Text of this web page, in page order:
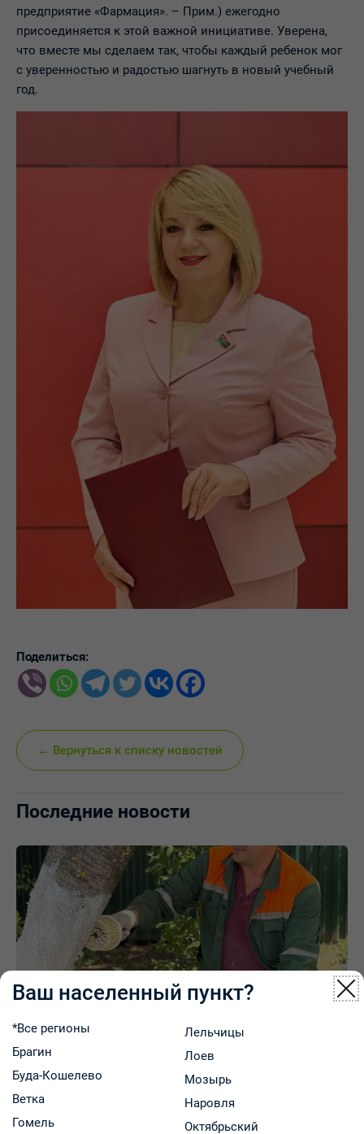
предприятие «Фармация». – Прим.) ежегодно
присоединяется к этой важной инициативе. Уверена,
что вместе мы сделаем так, чтобы каждый ребенок мог
с уверенностью и радостью шагнуть в новый учебный
год.
Поделиться:
← Вернуться к списку новостей
Последние новости
Вклад в чистоту любимого города: коллектив
Гомельского предприятия «Фармация»
вышел на районный субботник
Ваш населенный пункт?
*Все регионы
Брагин
Буда-Кошелево
Ветка
Гомель
Лельчицы
Лоев
Мозырь
Наровля
Октябрьский